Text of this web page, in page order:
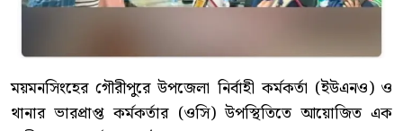
ময়মনসিংহের গৌরীপুরে উপজেলা নির্বাহী কর্মকর্তা (ইউএনও) ও
থানার ভারপ্রাপ্ত কর্মকর্তার (ওসি) উপস্থিতিতে আয়োজিত এক